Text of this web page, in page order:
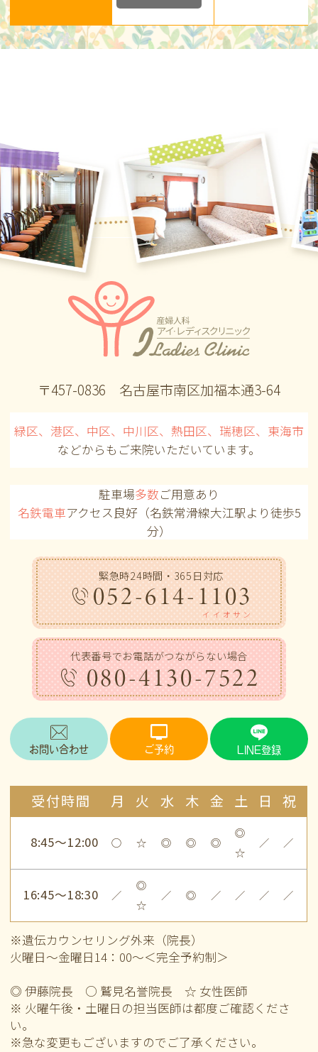
〒457-0836 名古屋市南区加福本通3-64
緑区、港区、中区、中川区、熱田区、瑞穂区、東海市
などからも ご来院いただいています。
駐車場多数ご用意あり
名鉄電車アクセス良好（名鉄常滑線大江駅より徒歩5
分）
緊急時24時間・365日対応
イイオサン
052-614-1103
代表番号でお電話がつながらない場合
080-4130-7522
お問い合わせ ご予約 LINE登録
受付時間 月 火 水 木 金 土 日 祝
8:45～12:00 ○ ☆ ◎ ◎ ◎
◎
☆
／ ／
16:45～18:30 ／
◎
☆
／ ◎ ／ ／ ／ ／
※遺伝カウンセリング外来（院長）
火曜日～金曜日14：00～＜完全予約制＞
◎ 伊藤院長 ○ 鷲見名誉院長 ☆ 女性医師
※ 火曜午後・土曜日の担当医師は都度ご確認くださ
い。
※急な変更もございますのでご了承ください。